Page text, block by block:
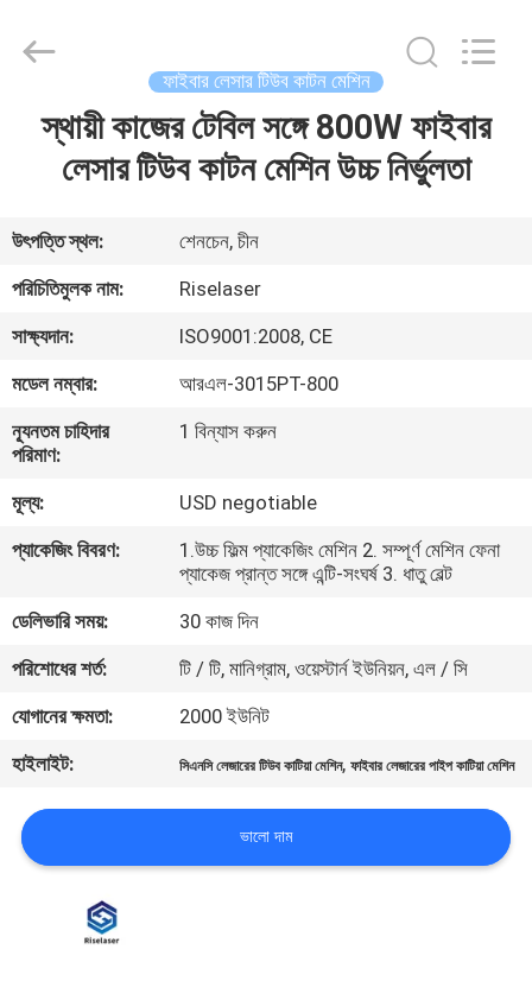
বাড়ি
ভিআর
শো
আমাদের
সম্পর্কে
কারখানা
ভ্রমণ
মান
নিয়ন্ত্রণ
যোগাযোগ
উদ্ধৃতির
Technology
Reserved.
ফাইবার লেসার টিউব কাটন মেশিন
স্থায়ী কাজের টেবিল সঙ্গে 800W ফাইবার
লেসার টিউব কাটন মেশিন উচ্চ নির্ভুলতা
উৎপত্তি স্থল:
শেনচেন, চীন
পরিচিতিমুলক নাম:
Riselaser
সাক্ষ্যদান:
ISO9001:2008, CE
মডেল নম্বার:
আরএল-3015PT-800
ন্যূনতম চাহিদার
পরিমাণ:
1 বিন্যাস করুন
মূল্য:
USD negotiable
প্যাকেজিং বিবরণ:
1.উচ্চ ফিল্ম প্যাকেজিং মেশিন 2. সম্পূর্ণ মেশিন ফেনা
প্যাকেজ প্রান্ত সঙ্গে এন্টি-সংঘর্ষ 3. ধাতু বেল্ট
ডেলিভারি সময়:
30 কাজ দিন
পরিশোধের শর্ত:
টি / টি, মানিগ্রাম, ওয়েস্টার্ন ইউনিয়ন, এল / সি
যোগানের ক্ষমতা:
2000 ইউনিট
হাইলাইট:
সিএনসি লেজারের টিউব কাটিয়া মেশিন,ফাইবার লেজারের পাইপ কাটিয়া মেশিন
ভালো দাম